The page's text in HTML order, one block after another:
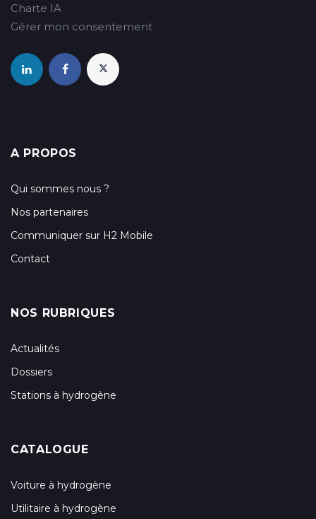
Charte IA
Gérer mon consentement
A PROPOS
Qui sommes nous ?
Nos partenaires
Communiquer sur H2 Mobile
Contact
NOS RUBRIQUES
Actualités
Dossiers
Stations à hydrogène
CATALOGUE
Voiture à hydrogène
Utilitaire à hydrogène